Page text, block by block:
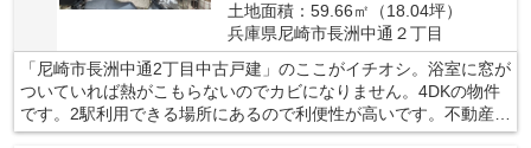
土地面積：59.66㎡（18.04坪）
兵庫県尼崎市長洲中通２丁目
「尼崎市長洲中通2丁目中古戸建」のここがイチオシ。浴室に窓が
ついていれば熱がこもらないのでカビになりません。4DKの物件
です。2駅利用できる場所にあるので利便性が高いです。不動産を
購入するなら、住環境は非常に重視するべき点です。尼崎市は住